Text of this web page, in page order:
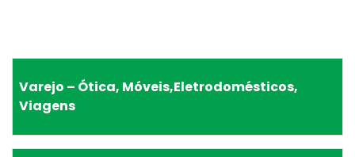
Varejo – Ótica, Móveis,Eletrodomésticos,
Viagens